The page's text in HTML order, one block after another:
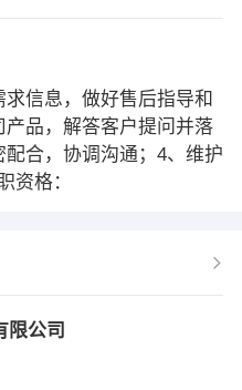
信息，做好售后指导和
品，解答客户提问并落
合，协调沟通；4、维护
资格：
限公司